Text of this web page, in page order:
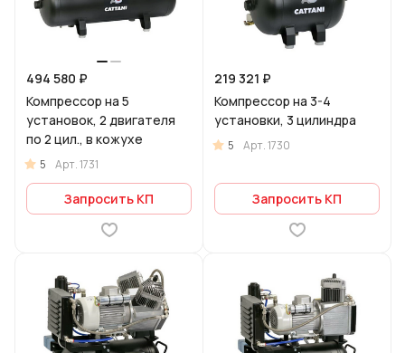
494 580 ₽
Компрессор на 5
установок, 2 двигателя
по 2 цил., в кожухе
5 Арт.1731
Запросить КП
219 321 ₽
Компрессор на 3-4
установки, 3 цилиндра
5 Арт.1730
Запросить КП